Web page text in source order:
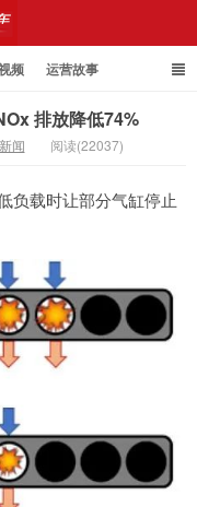
频 运营故事
排放降低74%
新闻 阅读(22037)
负载时让部分气缸停止